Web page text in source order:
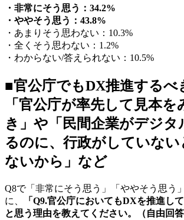
・非常にそう思う：34.2%
・ややそう思う：43.8%
・あまりそう思わない：10.3%
・全くそう思わない：1.2%
・わからない/答えられない：10.5%
■官公庁でもDX推進するべ
「官公庁が率先して見本を
き」や「民間企業がデジタ
るのに、行政がしていない
ないから」など
Q8で「非常にそう思う」「ややそう思う
に、
「Q9.官公庁においてもDXを推進し
と思う理由を教えてください。（自由回答